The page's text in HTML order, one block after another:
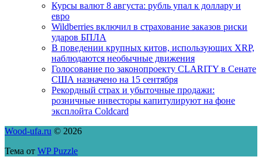
Курсы валют 8 августа: рубль упал к доллару и
евро
Wildberries включил в страхование заказов риски
ударов БПЛА
В поведении крупных китов, использующих XRP,
наблюдаются необычные движения
Голосование по законопроекту CLARITY в Сенате
США назначено на 15 сентября
Рекордный страх и убыточные продажи:
розничные инвесторы капитулируют на фоне
эксплойта Coldcard
Wood-ufa.ru © 2026
Тема от WP Puzzle